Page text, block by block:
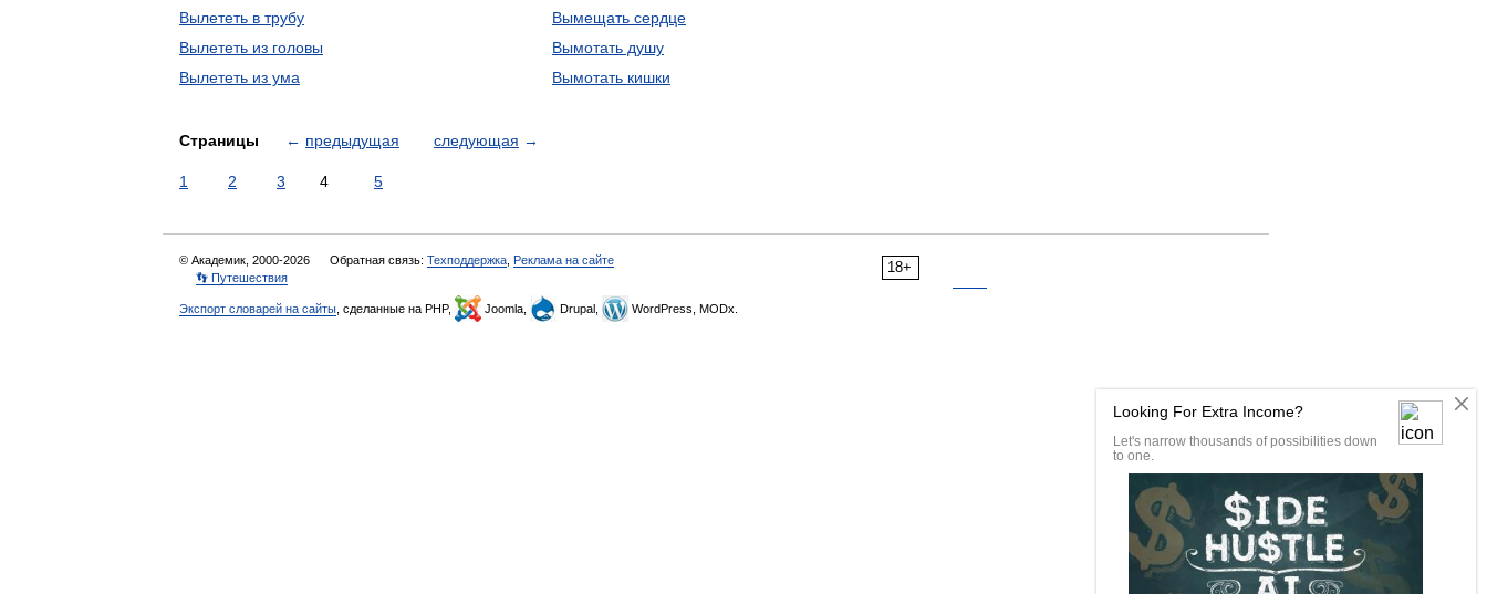
Вылететь в трубу
Вылететь из головы
Вылететь из ума
Вымещать сердце
Вымотать душу
Вымотать кишки
Страницы ← предыдущая следующая →
1 2 3 4 5
18+
© Академик, 2000-2026 Обратная связь: Техподдержка Реклама на сайте
👣 Путешествия
Экспорт словарей на сайты , сделанные на PHP, Joomla, Drupal, WordPress, MODx.